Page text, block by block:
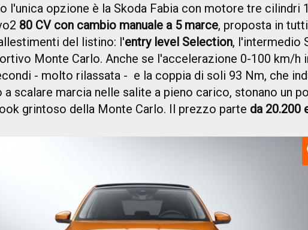
l'unica opzione è la Skoda Fabia con motore tre cilindri
80 CV con cambio manuale a 5 marce, proposta in
del listino: l'entry level Selection, l'intermedio
Monte Carlo. Anche se l'accelerazione 0-100 km/h
- molto rilassata - e la coppia di soli 93 Nm, che
a scalare marcia nelle salite a pieno carico, stonano un
grintoso della Monte Carlo. Il prezzo parte da 20.200